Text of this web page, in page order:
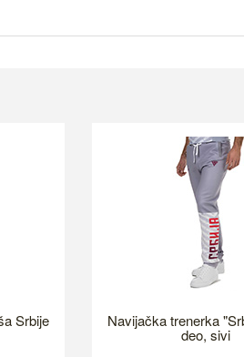
Srbije Navijačka trenerka
deo, sivi